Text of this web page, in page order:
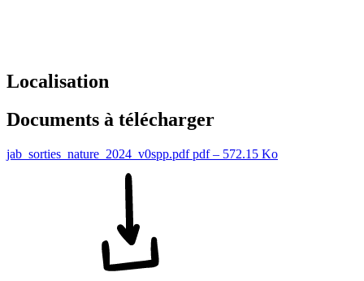
Localisation
Documents à télécharger
jab_sorties_nature_2024_v0spp.pdf pdf – 572.15 Ko